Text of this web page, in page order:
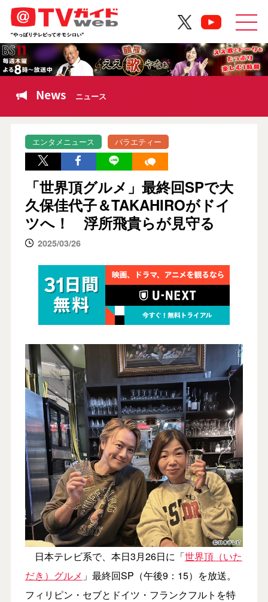
News ニュース
エンタメニュース バラエティー
「世界頂グルメ」最終回SPで大
久保佳代子＆TAKAHIROがドイ
ツへ！ 浮所飛貴らが見守る
2025/03/26
日本テレビ系で、本日3月26日に「世界頂（いた
だき）グルメ 」最終回SP（午後9：15）を放送。
フィリピン・セブとドイツ・フランクフルトを特